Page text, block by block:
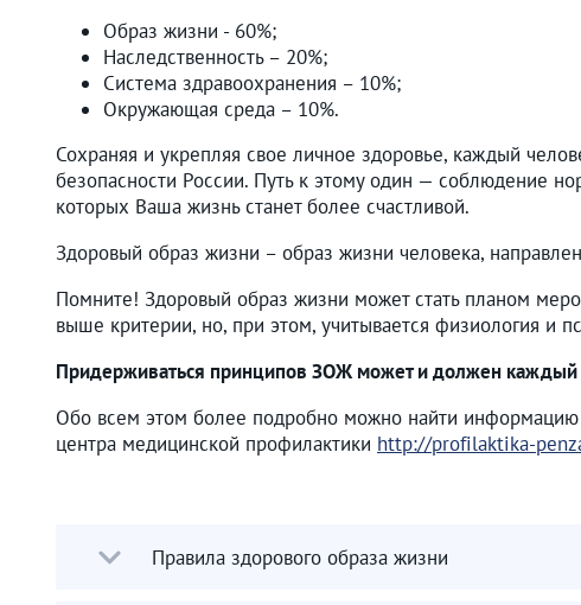
Образ жизни - 60%;
Наследственность – 20%;
Система здравоохранения – 10%;
Окружающая среда – 10%.
Сохраняя и укрепляя свое личное здоровье, каждый
безопасности России. Путь к этому один — соблюдение
которых Ваша жизнь станет более счастливой.
Здоровый образ жизни – образ жизни человека,
Помните! Здоровый образ жизни может стать планом
выше критерии, но, при этом, учитывается физиология и
Придерживаться принципов ЗОЖ может и должен каждый
Обо всем этом более подробно можно найти
центра медицинской профилактики http://profilaktika-
Правила здорового образа жизни